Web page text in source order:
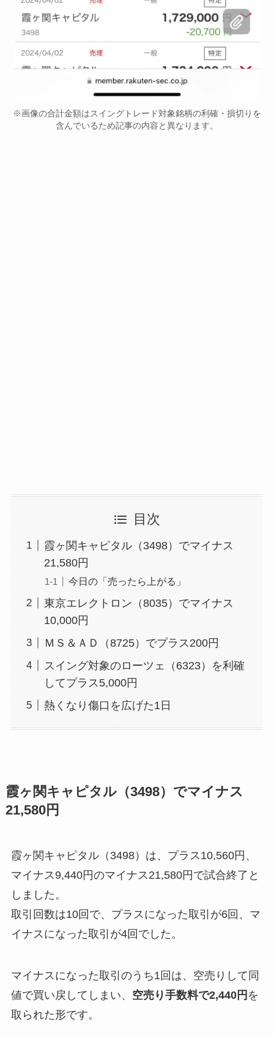
※画像の合計金額はスイングトレード対象銘柄の利確・損切りを
含んでいるため記事の内容と異なります。
目次
霞ヶ関キャピタル（3498）でマイナス
21,580円
今日の「売ったら上がる」
東京エレクトロン（8035）でマイナス
10,000円
ＭＳ＆ＡＤ（8725）でプラス200円
スイング対象のローツェ（6323）を利確
してプラス5,000円
熱くなり傷口を広げた1日
霞ヶ関キャピタル（3498）でマイナス
21,580円
霞ヶ関キャピタル（3498）は、プラス10,560円、
マイナス9,440円のマイナス21,580円で試合終了と
しました。
取引回数は10回で、プラスになった取引が6回、マ
イナスになった取引が4回でした。
マイナスになった取引のうち1回は、空売りして同
値で買い戻してしまい、 空売り手数料で2,440円 を
取られた形です。